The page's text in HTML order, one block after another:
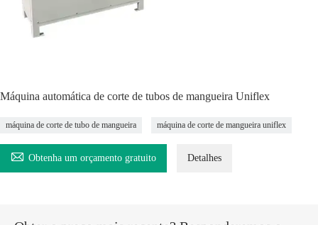
Máquina automática de corte de tubos de mangueira Uniflex
máquina de corte de tubo de mangueira máquina de corte de mangueira uniflex
 Obtenha um orçamento gratuito Detalhes